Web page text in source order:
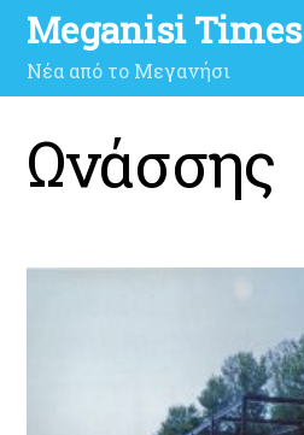
Meganisi Times
Νέα από το Μεγανήσι
Ωνάσσης